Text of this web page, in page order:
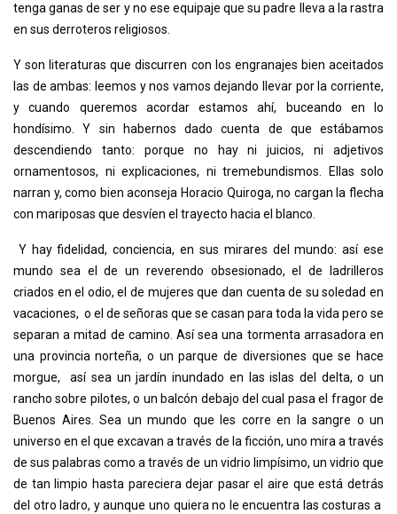
tenga ganas de ser y no ese equipaje que su padre lleva a la rastra
en sus derroteros religiosos.
Y son literaturas que discurren con los engranajes bien aceitados
las de ambas: leemos y nos vamos dejando llevar por la corriente,
y cuando queremos acordar estamos ahí, buceando en lo
hondísimo. Y sin habernos dado cuenta de que estábamos
descendiendo tanto: porque no hay ni juicios, ni adjetivos
ornamentosos, ni explicaciones, ni tremebundismos. Ellas solo
narran y, como bien aconseja Horacio Quiroga, no cargan la flecha
con mariposas que desvíen el trayecto hacia el blanco.
Y hay fidelidad, conciencia, en sus mirares del mundo: así ese
mundo sea el de un reverendo obsesionado, el de ladrilleros
criados en el odio, el de mujeres que dan cuenta de su soledad en
vacaciones, o el de señoras que se casan para toda la vida pero se
separan a mitad de camino. Así sea una tormenta arrasadora en
una provincia norteña, o un parque de diversiones que se hace
morgue, así sea un jardín inundado en las islas del delta, o un
rancho sobre pilotes, o un balcón debajo del cual pasa el fragor de
Buenos Aires. Sea un mundo que les corre en la sangre o un
universo en el que excavan a través de la ficción, uno mira a través
de sus palabras como a través de un vidrio limpísimo, un vidrio que
de tan limpio hasta pareciera dejar pasar el aire que está detrás
del otro ladro, y aunque uno quiera no le encuentra las costuras a